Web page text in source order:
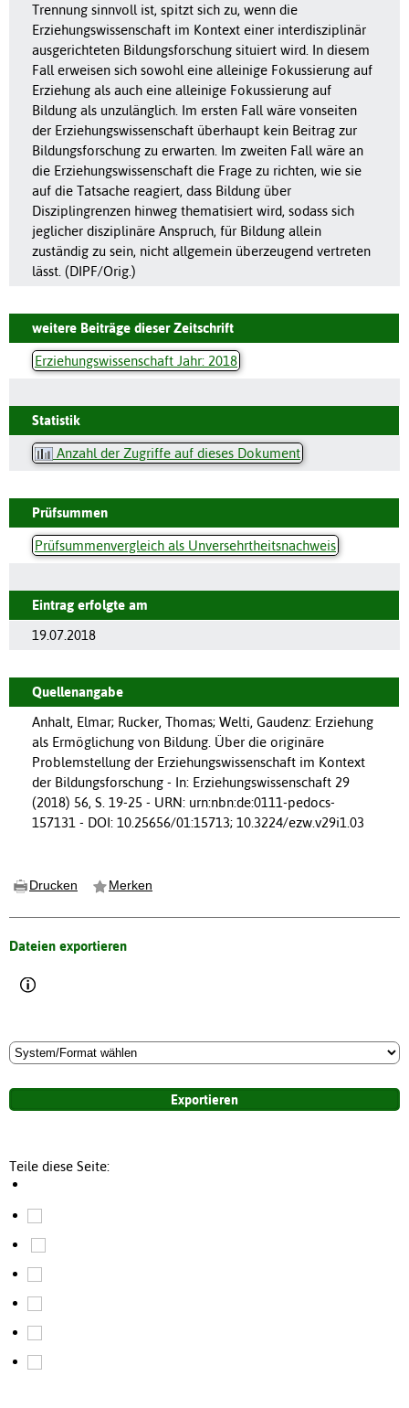
Trennung sinnvoll ist, spitzt sich zu, wenn die
Erziehungswissenschaft im Kontext einer interdisziplinär
ausgerichteten Bildungsforschung situiert wird. In diesem
Fall erweisen sich sowohl eine alleinige Fokussierung auf
Erziehung als auch eine alleinige Fokussierung auf
Bildung als unzulänglich. Im ersten Fall wäre vonseiten
der Erziehungswissenschaft überhaupt kein Beitrag zur
Bildungsforschung zu erwarten. Im zweiten Fall wäre an
die Erziehungswissenschaft die Frage zu richten, wie sie
auf die Tatsache reagiert, dass Bildung über
Disziplingrenzen hinweg thematisiert wird, sodass sich
jeglicher disziplinäre Anspruch, für Bildung allein
zuständig zu sein, nicht allgemein überzeugend vertreten
lässt. (DIPF/Orig.)
weitere Beiträge dieser Zeitschrift
Erziehungswissenschaft Jahr: 2018
Statistik
Anzahl der Zugriffe auf dieses Dokument
Prüfsummen
Prüfsummenvergleich als Unversehrtheitsnachweis
Eintrag erfolgte am
19.07.2018
Quellenangabe
Anhalt, Elmar; Rucker, Thomas; Welti, Gaudenz: Erziehung
als Ermöglichung von Bildung. Über die originäre
Problemstellung der Erziehungswissenschaft im Kontext
der Bildungsforschung - In: Erziehungswissenschaft 29
(2018) 56, S. 19-25 - URN: urn:nbn:de:0111-pedocs-
157131 - DOI: 10.25656/01:15713; 10.3224/ezw.v29i1.03
Drucken Merken
Dateien exportieren
Teile diese Seite: